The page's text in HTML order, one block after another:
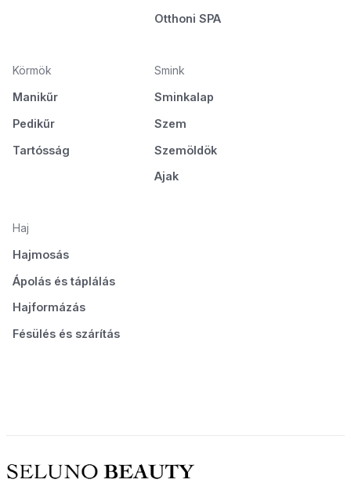
Otthoni SPA
Körmök
Manikűr
Pedikűr
Tartósság
Smink
Sminkalap
Szem
Szemöldök
Ajak
Haj
Hajmosás
Ápolás és táplálás
Hajformázás
Fésülés és szárítás